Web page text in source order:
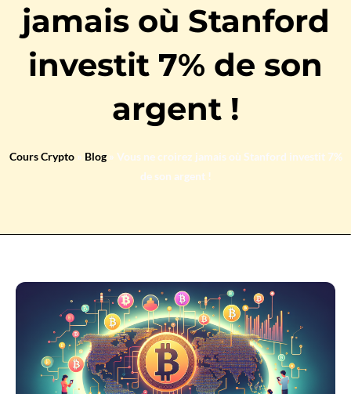
jamais où Stanford
investit 7% de son
argent !
Cours Crypto» Blog» Vous ne croirez jamais où Stanford investit 7%
de son argent !